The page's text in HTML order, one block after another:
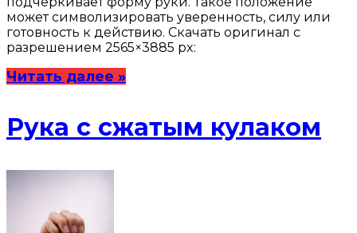
может символизировать уверенность, силу или
готовность к действию. Скачать оригинал с
разрешением 2565×3885 px:
Читать далее »
Рука с сжатым кулаком